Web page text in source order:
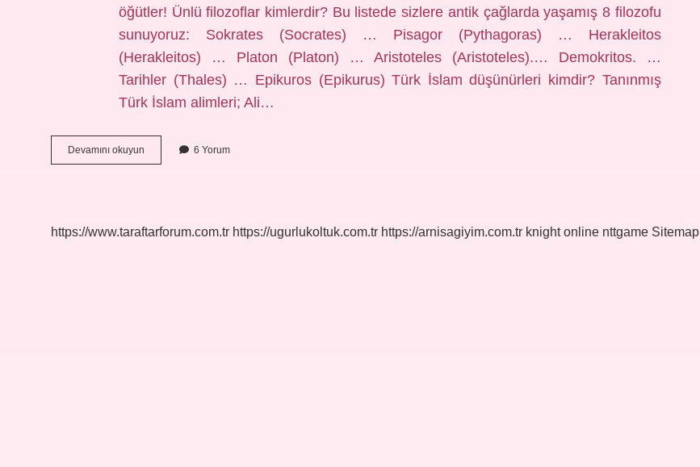
öğütler! Ünlü filozoflar kimlerdir? Bu listede sizlere antik çağlarda yaşamış 8 filozofu
sunuyoruz: Sokrates (Socrates) … Pisagor (Pythagoras) … Herakleitos
(Herakleitos) … Platon (Platon) … Aristoteles (Aristoteles).​… Demokritos. …
Tarihler (Thales) … Epikuros (Epikurus) Türk İslam düşünürleri kimdir? Tanınmış
Türk İslam alimleri; Ali…
Devamını okuyun
İSlâm
6 Yorum
https://www.taraftarforum.com.tr https://ugurlukoltuk.com.tr https://arnisagiyim.com.tr knight online nttgame Sitemap